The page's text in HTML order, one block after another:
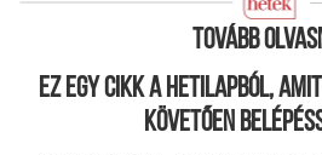
Tovább
Ez egy cikk a hetilapból,
követően